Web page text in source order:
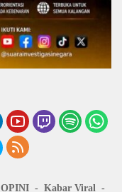
OPINI Kabar Viral